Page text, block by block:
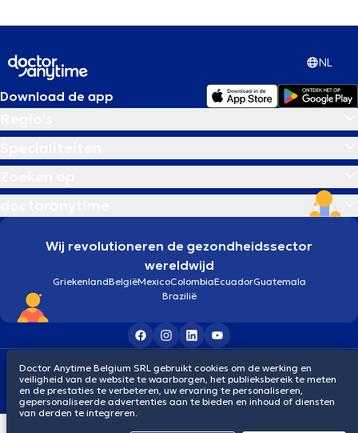
NL
Download de app
Wij revolutioneren de gezondheidssector
wereldwijd
GriekenlandBelgiëMexicoColombiaEcuadorGuatemala
Brazilië
Algemene voorwaardenCookiesPrivacybeleid
© 2026 doctoranytime
Doctor Anytime Belgium SRL gebruikt cookies om de werking en
veiligheid van de website te waarborgen, het publieksbereik te meten
en de prestaties te verbeteren, uw ervaring te personaliseren,
gepersonaliseerde advertenties aan te bieden en inhoud of diensten
van derden te integreren.